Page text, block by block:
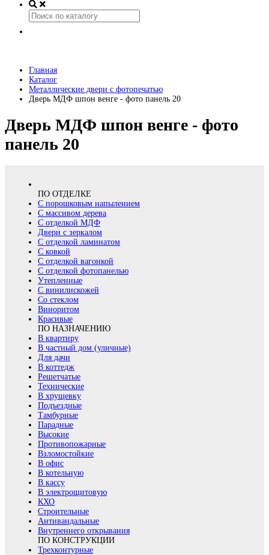
Главная
Каталог
Металлические двери с фотопечатью
Дверь МДФ шпон венге - фото панель 20
Дверь МДФ шпон венге - фото
панель 20
ПО ОТДЕЛКЕ
С порошковым напылением
С массивом дерева
С отделкой МДФ
Двери с зеркалом
С отделкой ламинатом
С ковкой
С отделкой вагонкой
С отделкой фотопанелью
Утепленные
С винилискожей
Со стеклом
Виноритом
Красивые
ПО НАЗНАЧЕНИЮ
В квартиру
В частный дом (уличные)
Для дачи
В коттедж
Решетчатые
Технические
В хрущевку
Подъездные
Тамбурные
Парадные
Высокие
Противопожарные
Взломостойкие
В офис
В котельную
В кассу
В электрощитовую
КХО
Строительные
Антивандальные
Внутреннего открывания
ПО КОНСТРУКЦИИ
Трехконтурные